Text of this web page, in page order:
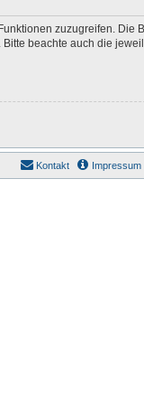
zuzugreifen. Die
beachte auch die
Impressum
Kontakt